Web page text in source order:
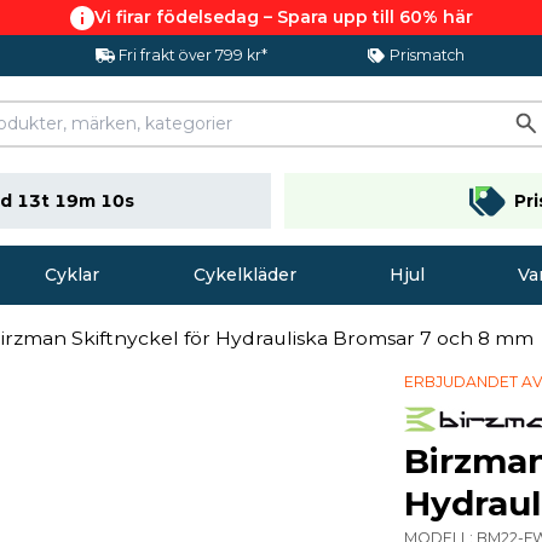
Vi firar födelsedag – Spara upp till 60% här
Fri frakt över 799 kr* Prismatch
13t 19m 09s
Cyklar Cykelkläder Hjul
Skiftnyckel för Hydrauliska Bromsar 7 och 8 mm
ERBJUDANDET
MODELL: BM22-